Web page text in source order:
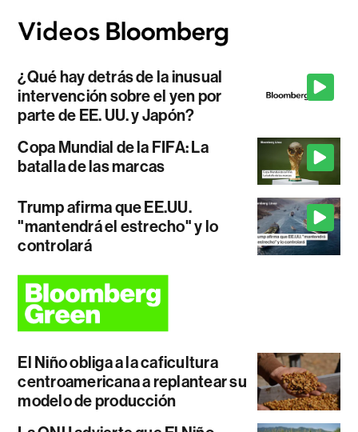
¿Qué hay detrás de la inusual
intervención sobre el yen por
parte de EE. UU. y Japón?
Copa Mundial de la FIFA: La
batalla de las marcas
Trump afirma que EE.UU.
"mantendrá el estrecho" y lo
controlará
El Niño obliga a la caficultura
centroamericana a replantear su
modelo de producción